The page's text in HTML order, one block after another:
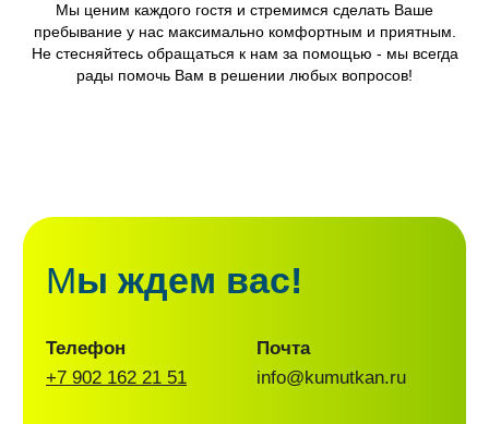
Мы ценим каждого гостя и стремимся сделать Ваше
пребывание у нас максимально комфортным и приятным.
Не стесняйтесь обращаться к нам за помощью - мы всегда
рады помочь Вам в решении любых вопросов!
Построить маршрут
ул. Кирова, 26А к2, 3 этаж